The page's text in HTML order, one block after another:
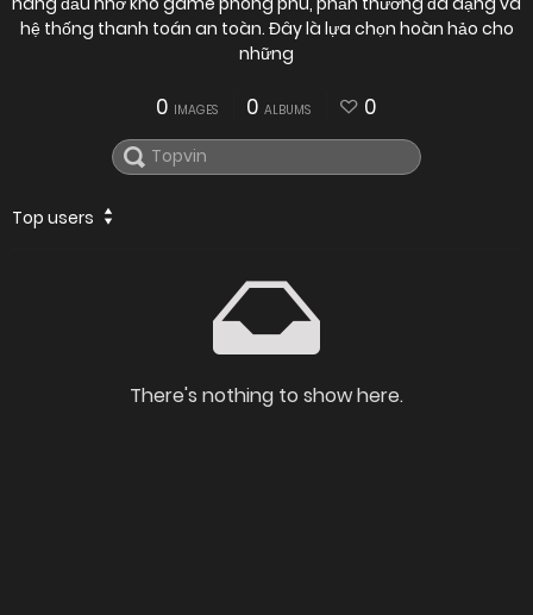
hệ thống thanh toán an toàn. Đây là lựa chọn hoàn hảo cho
những
0 IMAGES 0 ALBUMS 0
Top users
There's nothing to show here.